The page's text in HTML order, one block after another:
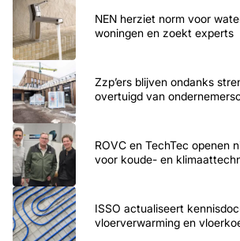
NEN herziet norm voor
woningen en zoekt experts
Zzp’ers blijven ondanks
overtuigd van
ROVC en TechTec openen
voor koude- en
ISSO actualiseert
vloerverwarming en